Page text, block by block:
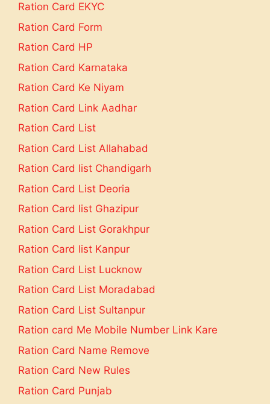
Ration Card EKYC
Ration Card Form
Ration Card HP
Ration Card Karnataka
Ration Card Ke Niyam
Ration Card Link Aadhar
Ration Card List
Ration Card List Allahabad
Ration Card list Chandigarh
Ration Card List Deoria
Ration Card list Ghazipur
Ration Card List Gorakhpur
Ration Card list Kanpur
Ration Card List Lucknow
Ration Card List Moradabad
Ration Card List Sultanpur
Ration card Me Mobile Number Link Kare
Ration Card Name Remove
Ration Card New Rules
Ration Card Punjab